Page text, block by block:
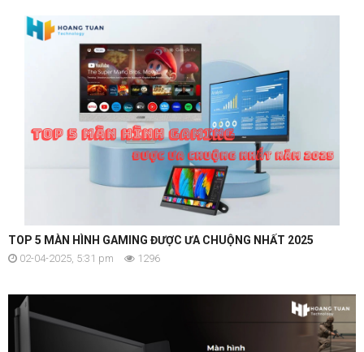
TOP 5 MÀN HÌNH GAMING ĐƯỢC ƯA CHUỘNG NHẤT 2025
02-04-2025, 5:31 pm 1296